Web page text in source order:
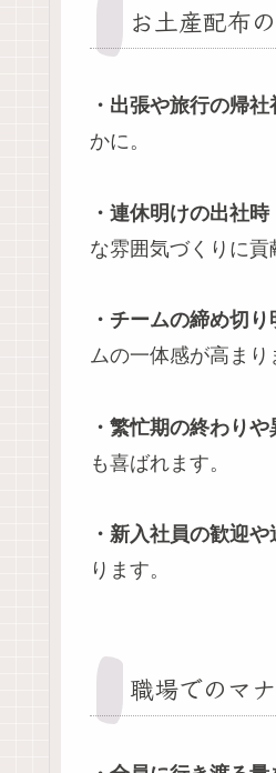
お土産配布
・出張や旅行の帰社
かに。
・連休明けの出社時
な雰囲気づくりに貢
・チームの締め切
ムの一体感が高まり
・繁忙期の終わり
も喜ばれます。
・新入社員の歓迎
ります。
職場でのマ